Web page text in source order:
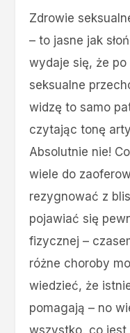
Zdrowie
– to jasne jak
wydaje się, że
seksualne
widzę to samo
czytając tonę
Absolutnie nie!
wiele do
rezygnować z
pojawiać się
fizycznej –
różne choroby
wiedzieć, że
pomagają – no
wszystko, co jest